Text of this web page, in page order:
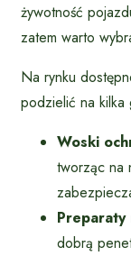
żywotność
zatem warto
Na rynku
podzielić na kilka
Woski
tworząc na
Preparaty
dobrą